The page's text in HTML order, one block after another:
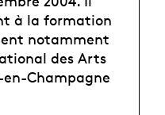
à la formation
notamment
des Arts
Champagne